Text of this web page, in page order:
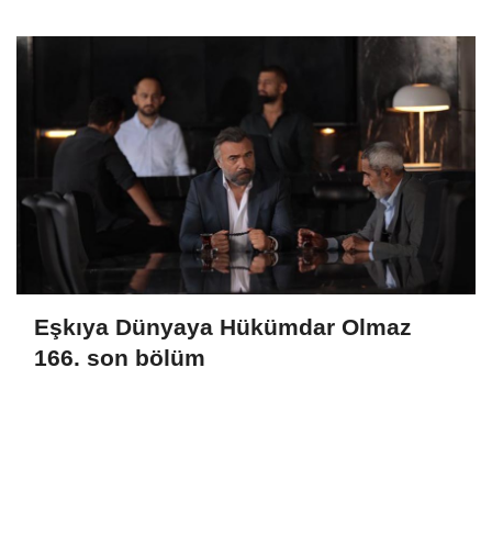
Eşkıya Dünyaya Hükümdar Olmaz
166. son bölüm